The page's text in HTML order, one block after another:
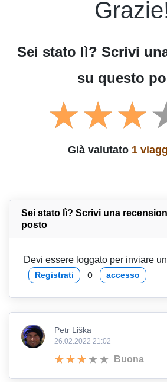
Sei stato lì? Scrivi
su questo
Già valutato 1
Sei stato lì? Scrivi una
posto
Devi essere loggato per inviare
Registrati o accesso
Petr Liška
26.02.2022 21:02
Buona